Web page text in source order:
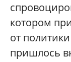
котором
от
пришлось